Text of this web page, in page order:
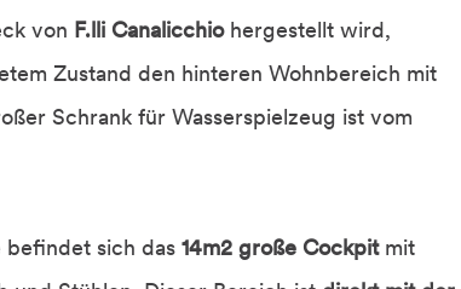
von F.lli Canalicchiohergestellt wird,
Zustand den hinteren Wohnbereich mit
Schrank für Wasserspielzeug ist vom
sich das 14m2 große Cockpit mit